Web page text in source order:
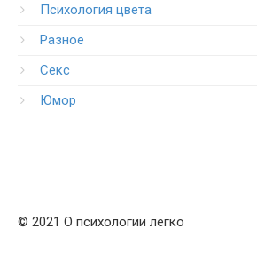
Психология цвета
Разное
Секс
Юмор
© 2021 О психологии легко